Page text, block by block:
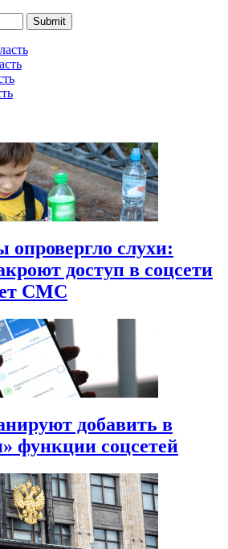
Submit
слухи:
доступ в соцсети
СМС
добавить в
функции соцсетей